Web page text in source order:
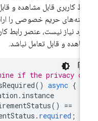
کاربری قابل مشاهده و قابل
حریم خصوصی را
نیاز نیست، عنصر رابط
و قابل تعامل نباشد.
if the privacy
() async
.instance
()
.required